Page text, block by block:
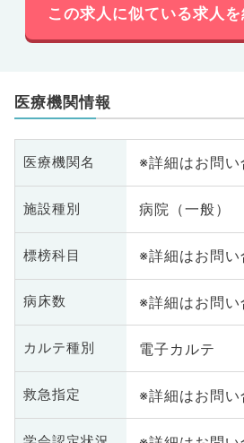
この求人に似ている求人
医療機関情報
医療機関名 ※詳細はお問
施設種別 病院（一般）
標榜科目 ※詳細はお問
病床数 ※詳細はお問
カルテ種別 電子カルテ
救急指定 ※詳細はお問